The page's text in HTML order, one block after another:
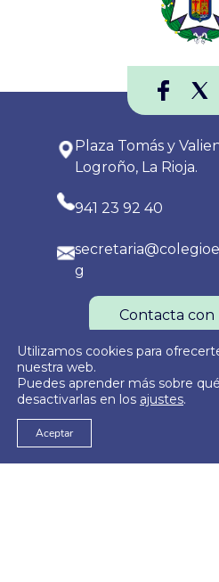
Plaza Tomás y
Logroño, La Rioja.
941 23 92 40
g
Contacta con
© 2026
Política de Privacidad Política
Utilizamos cookies para
nuestra web.
Puedes aprender más sobre
desactivarlas en los ajustes.
Aceptar